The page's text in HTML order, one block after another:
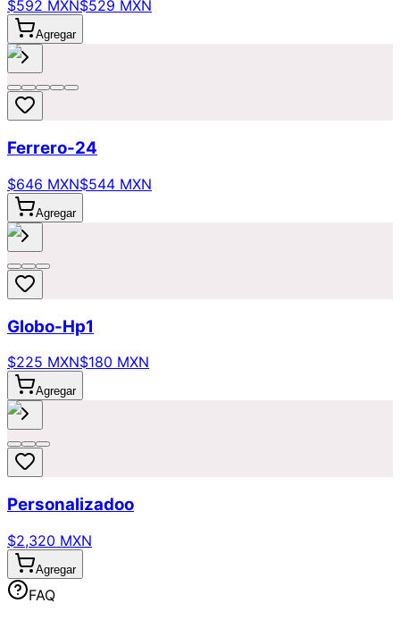
$592 MXN$529 MXN
Agregar
Ferrero-24
$646 MXN$544 MXN
Agregar
Globo-Hp1
$225 MXN$180 MXN
Agregar
Personalizadoo
$2,320 MXN
Agregar
FAQ